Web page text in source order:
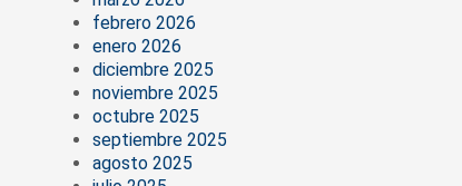
febrero 2026
enero 2026
diciembre 2025
noviembre 2025
octubre 2025
septiembre 2025
agosto 2025